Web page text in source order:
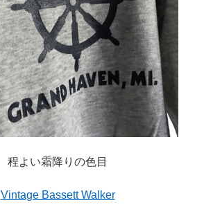
程よい霜降りの色目
Vintage Bassett Walker